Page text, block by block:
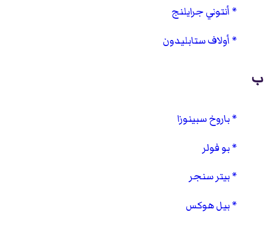
أنتوني جرايلنج
أولاف ستابليدون
ب
باروخ سبينوزا
بو فولر
بيتر سنجر
بيل هوكس